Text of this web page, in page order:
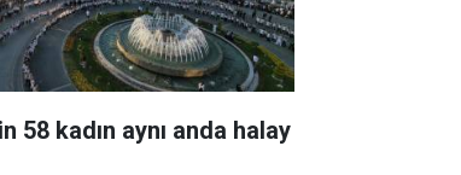
58 kadın aynı anda halay